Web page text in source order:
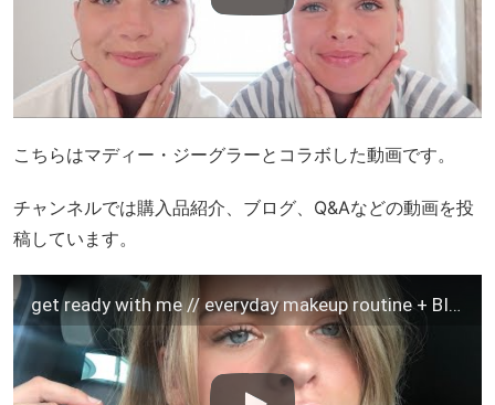
こちらはマディー・ジーグラーとコラボした動画です。
チャンネルでは購入品紹介、ブログ、Q&Aなどの動画を投
稿しています。
get ready with me // everyday makeup routine + BIG ANNOUNCEMENT hehe